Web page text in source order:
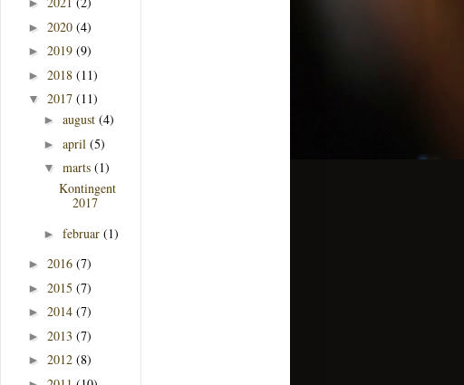
► 2020 (4)
► 2019 (9)
► 2018 (11)
▼ 2017 (11)
► august (4)
► april (5)
▼ marts (1)
Kontingent
2017
► februar (1)
► 2016 (7)
► 2015 (7)
► 2014 (7)
► 2013 (7)
► 2012 (8)